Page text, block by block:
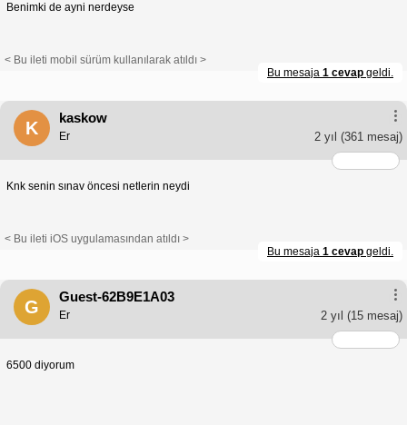
Benimki de ayni nerdeyse
< Bu ileti mobil sürüm kullanılarak atıldı >
Bu mesaja 1 cevap geldi.
K
kaskow
2 yıl (361 mesaj)
Er
Knk senin sınav öncesi netlerin neydi
< Bu ileti iOS uygulamasından atıldı >
Bu mesaja 1 cevap geldi.
G
Guest-62B9E1A03
2 yıl (15 mesaj)
Er
6500 diyorum